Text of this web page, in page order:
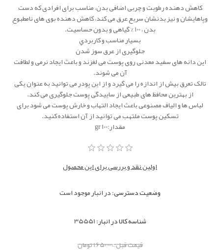
کاهش دهنده رطوبت و چربی اضافی بدن، مناسب برای افرادی که دست
وپاهایشان و نیز بدنشان سریع عرق می کند، کاهش دهنده بوی های نامطبوع
بدن ، 100 % گیاهی و بدون حساسیت.
بسیار مناسب و كاربردي
جلوگیری از عرق سوز شدن
این دانه های سفید معدنی روی پوست می لغزند و باعث ایجاد نرمی و لطافت
آن می شوند.
تالک تعرق بیش از اندازه را می گیرد و از این پودر می توانید به عنوان یکی
از بهترین محافظ های طبیعی از ساییدگی پوست جلوگیری می کند.
لباس ها و الیاف مصنوعی باعث ایجاد التهاب و خارش پوست می شود برای
تسکین پوست ملتهب می توانید از آن استفاده کنيد.
مقدار:100 gr
اولین نقد و بررسی برای این محصول
وضعیت دسترسی:در انبار موجود است
شناسه کالا در انبار:35551
قیمت قبل:1,650,000 تومان